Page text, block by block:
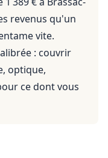
revenus qu'un
vite.
: couvrir
optique,
ce dont vous